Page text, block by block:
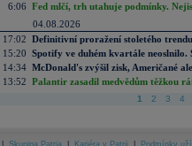
6:06 Fed mlčí, trh utahuje podmínky.
04.08.2026
17:02 Definitivní proražení stoletého
15:20 Spotify ve duhém kvartále neoslnilo.
14:34 McDonald's zvýšil zisk, Američané
13:52 Palantir zasadil medvědům těžkou
1 2 3 4
Skupina Patria Kariéra v Patrii Podmínky